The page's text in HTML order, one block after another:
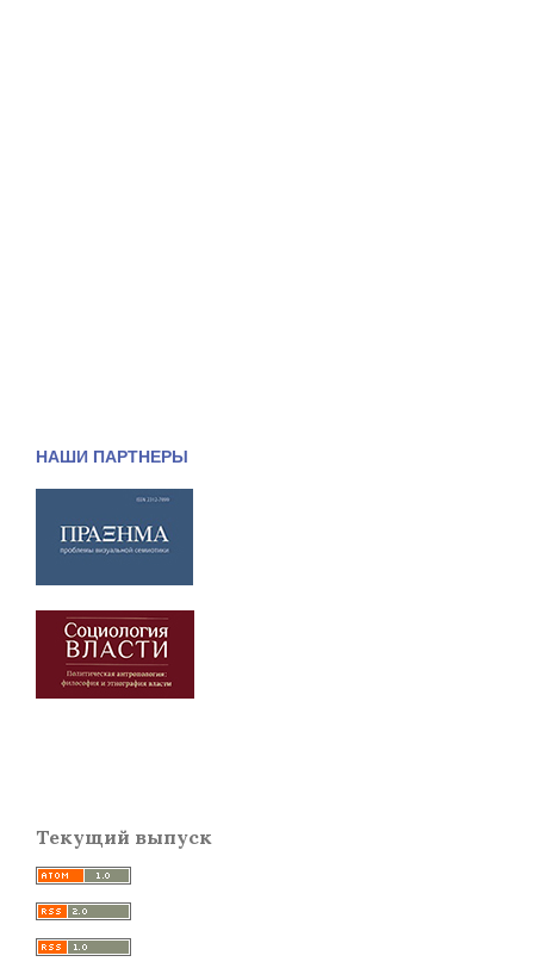
НАШИ ПАРТНЕРЫ
Текущий выпуск